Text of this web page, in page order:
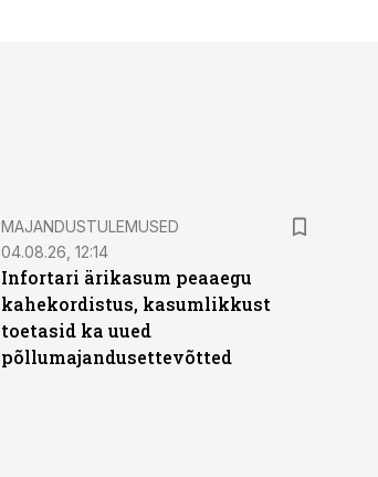
MAJANDUSTULEMUSED
04.08.26, 12:14
Infortari ärikasum peaaegu
kahekordistus, kasumlikkust
toetasid ka uued
põllumajandusettevõtted